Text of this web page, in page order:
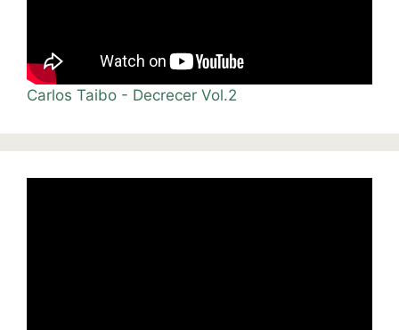
Carlos Taibo - Decrecer Vol.2